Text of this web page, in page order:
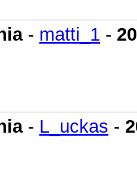
- matti_1 -
- L_uckas -